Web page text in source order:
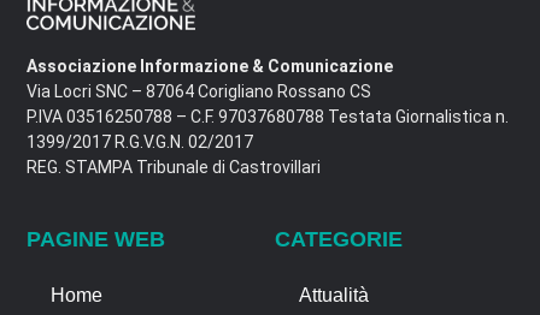
Associazione Informazione & Comunicazione
Via Locri SNC – 87064 Corigliano Rossano CS
P.IVA 03516250788 – C.F. 97037680788 Testata Giornalistica n.
1399/2017 R.G.V.G.N. 02/2017
REG. STAMPA Tribunale di Castrovillari
PAGINE WEB
Home
CATEGORIE
Attualità